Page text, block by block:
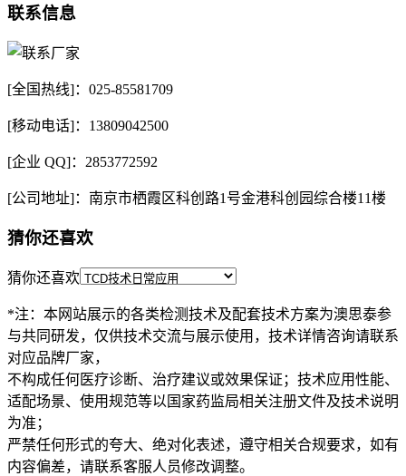
联系信息
[全国热线]：025-85581709
[移动电话]：13809042500
[企业 QQ]：2853772592
[公司地址]：南京市栖霞区科创路1号金港科创园综合楼11楼
猜你还喜欢
猜你还喜欢
*注：本网站展示的各类检测技术及配套技术方案为澳思泰参
与共同研发，仅供技术交流与展示使用，技术详情咨询请联系
对应品牌厂家，
不构成任何医疗诊断、治疗建议或效果保证；技术应用性能、
适配场景、使用规范等以国家药监局相关注册文件及技术说明
为准；
严禁任何形式的夸大、绝对化表述，遵守相关合规要求，如有
内容偏差，请联系客服人员修改调整。